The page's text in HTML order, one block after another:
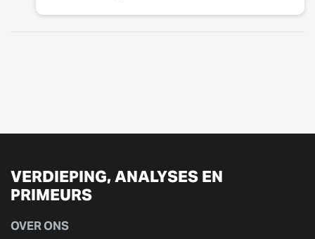
VERDIEPING, ANALYSES EN
PRIMEURS
OVER ONS